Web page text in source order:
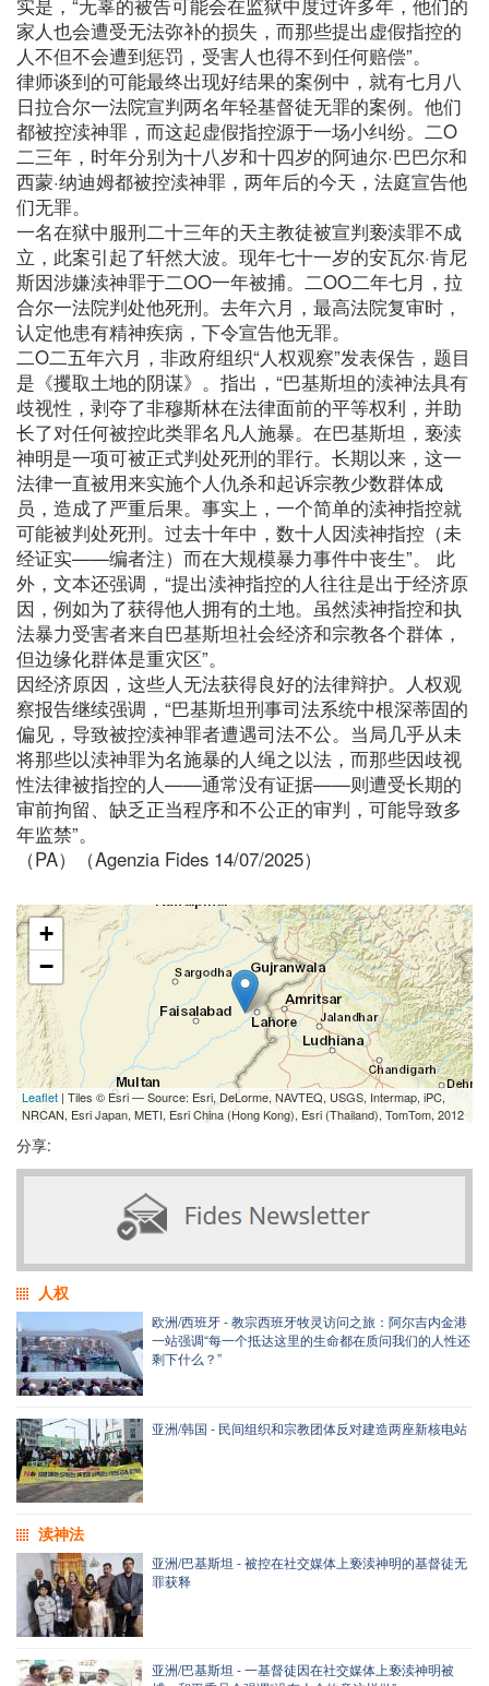
实是，“无辜的被告可能会在监狱中度过许多年，他们的
家人也会遭受无法弥补的损失，而那些提出虚假指控的
人不但不会遭到惩罚，受害人也得不到任何赔偿”。
律师谈到的可能最终出现好结果的案例中，就有七月八
日拉合尔一法院宣判两名年轻基督徒无罪的案例。他们
都被控渎神罪，而这起虚假指控源于一场小纠纷。二O
二三年，时年分别为十八岁和十四岁的阿迪尔·巴巴尔和
西蒙·纳迪姆都被控渎神罪，两年后的今天，法庭宣告他
们无罪。
一名在狱中服刑二十三年的天主教徒被宣判亵渎罪不成
立，此案引起了轩然大波。现年七十一岁的安瓦尔·肯尼
斯因涉嫌渎神罪于二OO一年被捕。二OO二年七月，拉
合尔一法院判处他死刑。去年六月，最高法院复审时，
认定他患有精神疾病，下令宣告他无罪。
二O二五年六月，非政府组织“人权观察”发表保告，题目
是《攫取土地的阴谋》。指出，“巴基斯坦的渎神法具有
歧视性，剥夺了非穆斯林在法律面前的平等权利，并助
长了对任何被控此类罪名凡人施暴。在巴基斯坦，亵渎
神明是一项可被正式判处死刑的罪行。长期以来，这一
法律一直被用来实施个人仇杀和起诉宗教少数群体成
员，造成了严重后果。事实上，一个简单的渎神指控就
可能被判处死刑。过去十年中，数十人因渎神指控（未
经证实——编者注）而在大规模暴力事件中丧生”。 此
外，文本还强调，“提出渎神指控的人往往是出于经济原
因，例如为了获得他人拥有的土地。虽然渎神指控和执
法暴力受害者来自巴基斯坦社会经济和宗教各个群体，
但边缘化群体是重灾区”。
因经济原因，这些人无法获得良好的法律辩护。人权观
察报告继续强调，“巴基斯坦刑事司法系统中根深蒂固的
偏见，导致被控渎神罪者遭遇司法不公。当局几乎从未
将那些以渎神罪为名施暴的人绳之以法，而那些因歧视
性法律被指控的人——通常没有证据——则遭受长期的
审前拘留、缺乏正当程序和不公正的审判，可能导致多
年监禁”。
（PA）（Agenzia Fides 14/07/2025）
+
−
Leaflet | Tiles © Esri — Source: Esri, DeLorme, NAVTEQ, USGS, Intermap, iPC,
NRCAN, Esri Japan, METI, Esri China (Hong Kong), Esri (Thailand), TomTom, 2012
分享:
人权
欧洲/西班牙 - 教宗西班牙牧灵访问之旅：阿尔吉内金港
一站强调“每一个抵达这里的生命都在质问我们的人性还
剩下什么？”
亚洲/韩国 - 民间组织和宗教团体反对建造两座新核电站
渎神法
亚洲/巴基斯坦 - 被控在社交媒体上亵渎神明的基督徒无
罪获释
亚洲/巴基斯坦 - 一基督徒因在社交媒体上亵渎神明被